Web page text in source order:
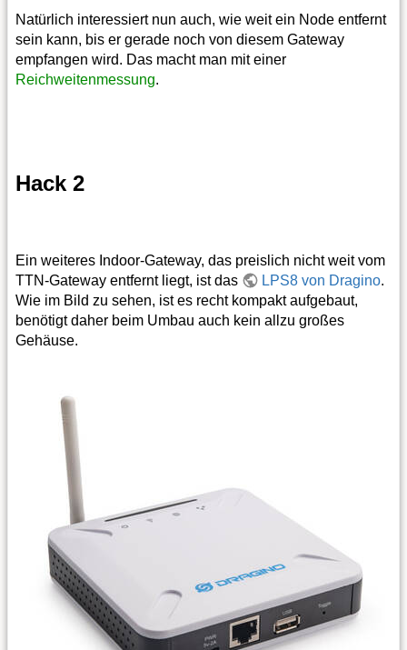
Natürlich interessiert nun auch, wie weit ein Node entfernt
sein kann, bis er gerade noch von diesem Gateway
empfangen wird. Das macht man mit einer
Reichweitenmessung.
Hack 2
Ein weiteres Indoor-Gateway, das preislich nicht weit vom
TTN-Gateway entfernt liegt, ist das
LPS8 von Dragino.
Wie im Bild zu sehen, ist es recht kompakt aufgebaut,
benötigt daher beim Umbau auch kein allzu großes
Gehäuse.